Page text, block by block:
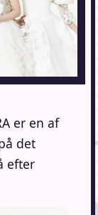
er en af
det
efter